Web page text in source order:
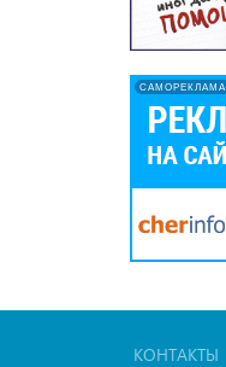
САМОРЕКЛАМА
КОНТАКТЫ